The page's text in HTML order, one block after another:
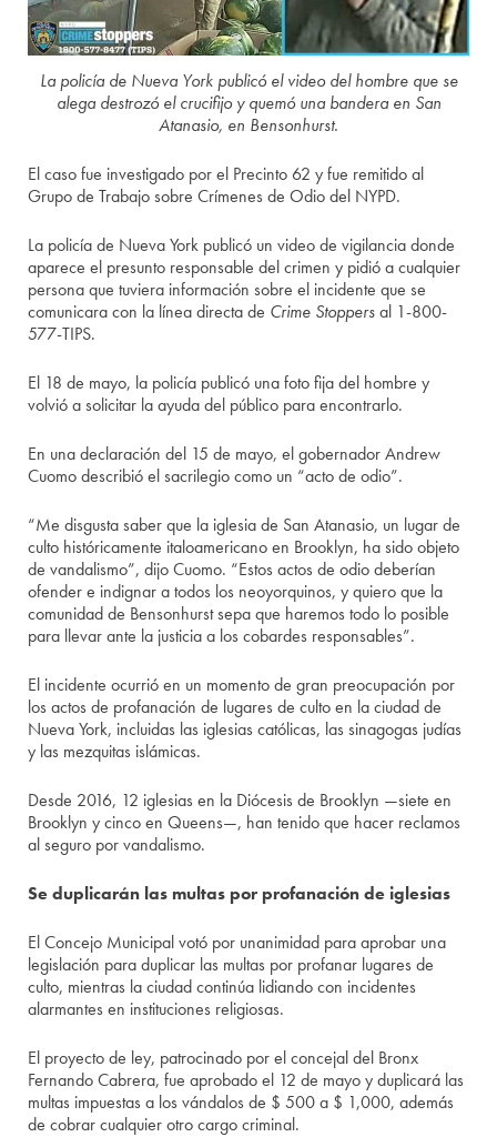
La policía de Nueva York publicó el video del hombre que se
alega destrozó el crucifijo y quemó una bandera en San
Atanasio, en Bensonhurst.
El caso fue investigado por el Precinto 62 y fue remitido al
Grupo de Trabajo sobre Crímenes de Odio del NYPD.
La policía de Nueva York publicó un video de vigilancia donde
aparece el presunto responsable del crimen y pidió a cualquier
persona que tuviera información sobre el incidente que se
comunicara con la línea directa de Crime Stoppersal 1-800-
577-TIPS.
El 18 de mayo, la policía publicó una foto fija del hombre y
volvió a solicitar la ayuda del público para encontrarlo.
En una declaración del 15 de mayo, el gobernador Andrew
Cuomo describió el sacrilegio como un “acto de odio”.
“Me disgusta saber que la iglesia de San Atanasio, un lugar de
culto históricamente italoamericano en Brooklyn, ha sido objeto
de vandalismo”, dijo Cuomo. “Estos actos de odio deberían
ofender e indignar a todos los neoyorquinos, y quiero que la
comunidad de Bensonhurst sepa que haremos todo lo posible
para llevar ante la justicia a los cobardes responsables”.
El incidente ocurrió en un momento de gran preocupación por
los actos de profanación de lugares de culto en la ciudad de
Nueva York, incluidas las iglesias católicas, las sinagogas judías
y las mezquitas islámicas.
Desde 2016, 12 iglesias en la Diócesis de Brooklyn —siete en
Brooklyn y cinco en Queens—, han tenido que hacer reclamos
al seguro por vandalismo.
Se duplicarán las multas por profanación de iglesias
El Concejo Municipal votó por unanimidad para aprobar una
legislación para duplicar las multas por profanar lugares de
culto, mientras la ciudad continúa lidiando con incidentes
alarmantes en instituciones religiosas.
El proyecto de ley, patrocinado por el concejal del Bronx
Fernando Cabrera, fue aprobado el 12 de mayo y duplicará las
multas impuestas a los vándalos de $ 500 a $ 1,000, además
de cobrar cualquier otro cargo criminal.